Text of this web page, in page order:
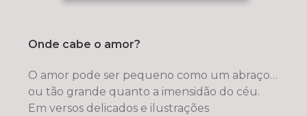
Onde cabe o amor?
O amor pode ser pequeno como um abraço…
ou tão grande quanto a imensidão do céu.
Em versos delicados e ilustrações